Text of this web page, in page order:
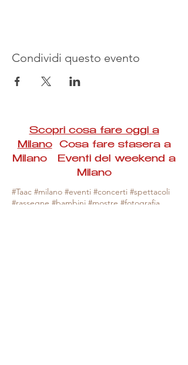
Condividi questo evento
Scopri cosa fare oggi a
MilanoCosa fare stasera a
Milano Eventi del weekend a
Milano
#Taac #milano #eventi #concerti #spettacoli
#rassegne #bambini #mostre #fotografia